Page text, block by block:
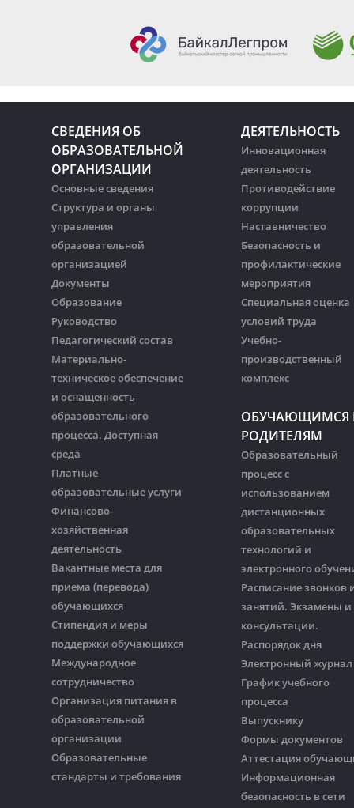
СВЕДЕНИЯ ОБ
ОБРАЗОВАТЕЛЬНОЙ
ОРГАНИЗАЦИИ
Основные сведения
Структура и органы
управления
образовательной
организацией
Документы
Образование
Руководство
Педагогический состав
Материально-
техническое обеспечение
и оснащенность
образовательного
процесса. Доступная
среда
Платные
образовательные услуги
Финансово-
хозяйственная
деятельность
Вакантные места для
приема (перевода)
обучающихся
Стипендия и меры
поддержки обучающихся
Международное
сотрудничество
Организация питания в
образовательной
организации
Образовательные
стандарты и требования
ДЕЯТЕЛЬНОСТЬ
Инновационная
деятельность
Противодействие
коррупции
Наставничество
Безопасность и
профилактические
мероприятия
Специальная оценка
условий труда
Учебно-
производственный
комплекс
ОБУЧАЮЩИМСЯ
РОДИТЕЛЯМ
Образовательный
процесс с
использованием
дистанционных
образовательных
технологий и
электронного
Расписание звонков
занятий. Экзамены и
консультации.
Распорядок дня
Электронный журнал
График учебного
процесса
Выпускнику
Формы документов
Аттестация
Информационная
безопасность в сети